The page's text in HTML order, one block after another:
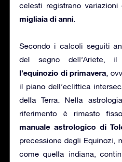
celesti registrano
migliaia di anni.
Secondo i calcoli seguiti
del segno dell’Ariete, il
l’equinozio di primavera,
il piano dell’eclittica
della Terra. Nella
riferimento è rimasto
manuale astrologico di
precessione degli Equinozi,
come quella indiana,